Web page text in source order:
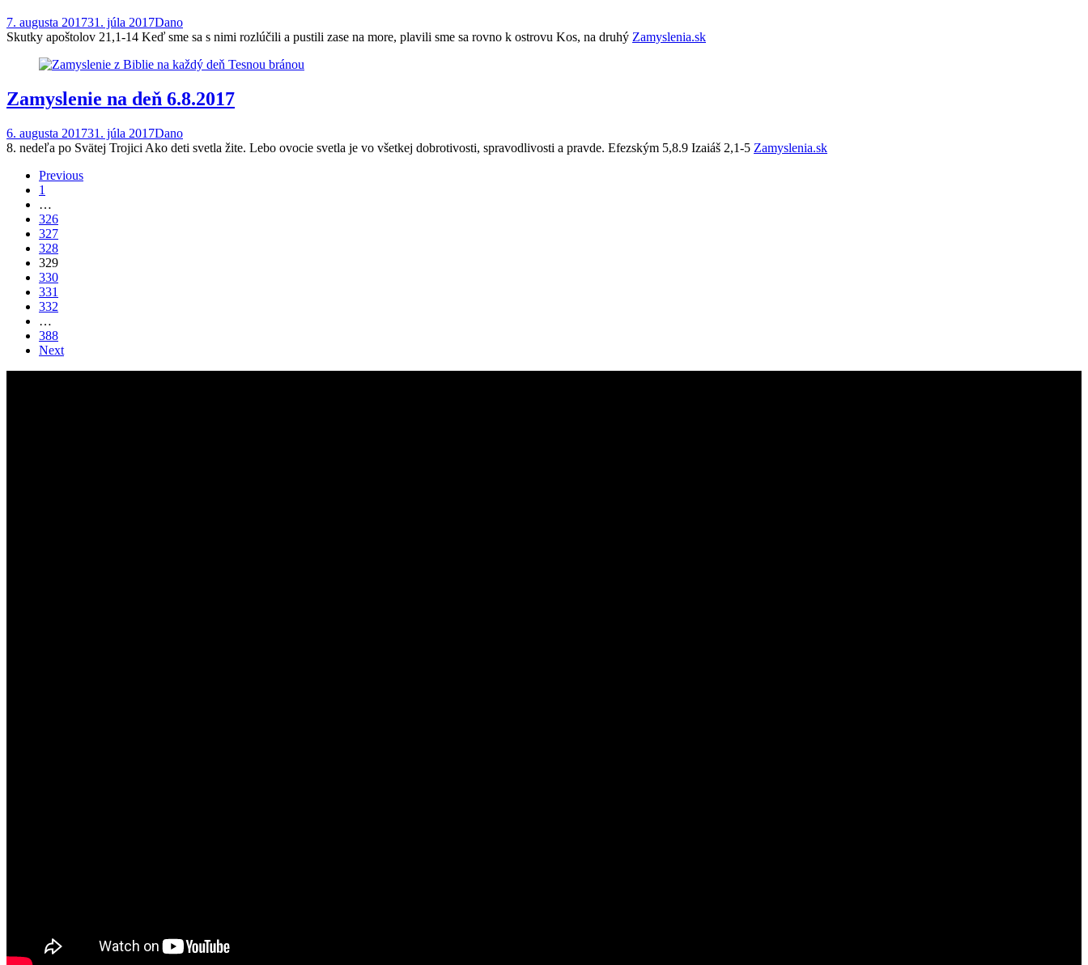
7. augusta 201731. júla 2017Dano
Skutky apoštolov 21,1-14 Keď sme sa s nimi rozlúčili a pustili zase na more, plavili sme sa rovno k ostrovu Kos, na druhý Zamyslenia.sk
Zamyslenie na deň 6.8.2017
6. augusta 201731. júla 2017Dano
8. nedeľa po Svätej Trojici Ako deti svetla žite. Lebo ovocie svetla je vo všetkej dobrotivosti, spravodlivosti a pravde. Efezským 5,8.9 Izaiáš 2,1-5 Zamyslenia.sk
Posts
navigation
Previous
1
…
326
327
328
329
330
331
332
…
388
Next